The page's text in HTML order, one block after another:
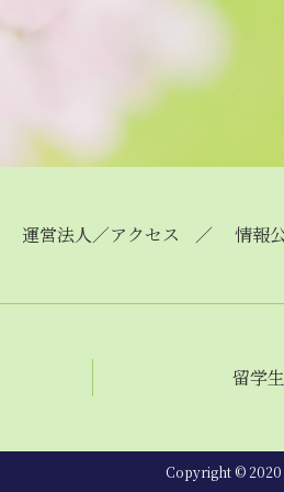
運営法人／アクセス 情報
留学
Copyright ©